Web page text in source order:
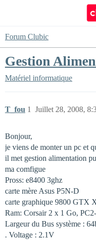
Forum Clubic
Gestion
Matériel informatique
T_fou Juillet 28, 2008,
1
Bonjour,
je viens de monter un pc et
il met gestion alimentation
ma comfigue
Pross: e8400 3ghz
carte mère Asus P5N-D
carte graphique 9800 GTX
Ram: Corsair 2 x 1 Go,
Largeur du Bus système :
. Voltage : 2.1V